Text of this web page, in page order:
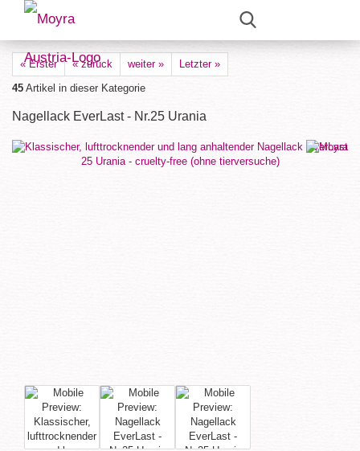
« Erster « zurück weiter »
Letzter »
45 Artikel in dieser Kategorie
Nagellack EverLast - Nr.25 Urania